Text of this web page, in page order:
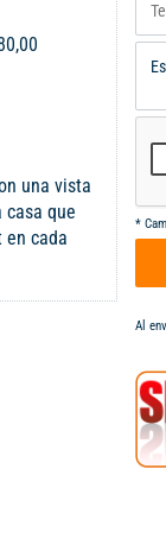
una vista
casa que
en cada
con
*
Al